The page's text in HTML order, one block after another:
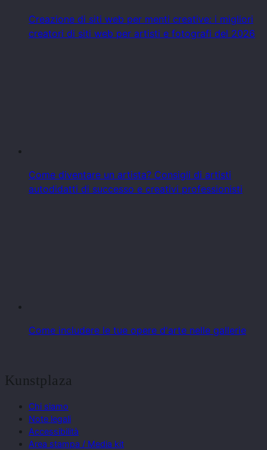
Creazione di siti web per menti creative: i migliori
creatori di siti web per artisti e fotografi del 2026
Come diventare un artista? Consigli di artisti
autodidatti di successo e creativi professionisti
Come includere le tue opere d'arte nelle gallerie
Kunstplaza
Chi siamo
Note legali
Accessibilità
Area stampa / Media kit